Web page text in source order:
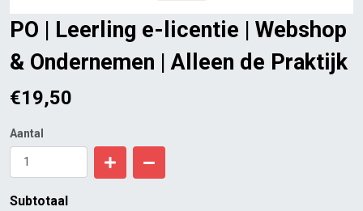
PO | Leerling e-licentie | Webshop
& Ondernemen | Alleen de Praktijk
€19,50
Aantal
Subtotaal